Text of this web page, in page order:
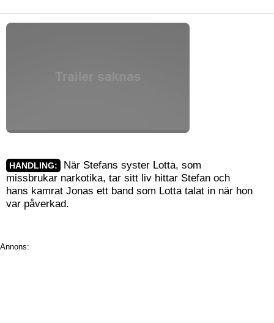
HANDLING:
När Stefans syster Lotta, som
missbrukar narkotika, tar sitt liv hittar Stefan och
hans kamrat Jonas ett band som Lotta talat in när hon
var påverkad.
Annons: